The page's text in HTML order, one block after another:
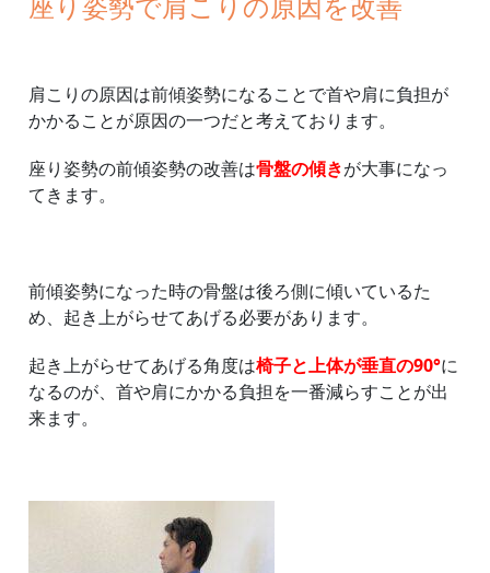
座り姿勢で肩こりの原因を改善
肩こりの原因は前傾姿勢になることで首や肩に負担が
かかることが原因の一つだと考えております。
座り姿勢の前傾姿勢の改善は骨盤の傾きが大事になっ
てきます。
前傾姿勢になった時の骨盤は後ろ側に傾いているた
め、起き上がらせてあげる必要があります。
起き上がらせてあげる角度は椅子と上体が垂直の90°に
なるのが、首や肩にかかる負担を一番減らすことが出
来ます。